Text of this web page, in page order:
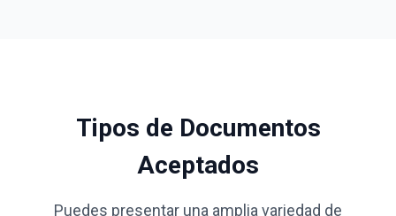
Tipos de Documentos
Aceptados
Puedes presentar una amplia variedad de